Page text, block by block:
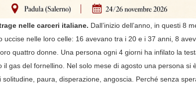
nelle carceri italiane. Dall’inizio dell’anno, in questi 8
uccise nelle loro celle: 16 avevano tra i 20 e i 37 anni, 8
quattro donne. Una persona ogni 4 giorni ha infilato la
il gas del fornellino. Nel solo mese di agosto una persona si
solitudine, paura, disperazione, angoscia. Perché senza